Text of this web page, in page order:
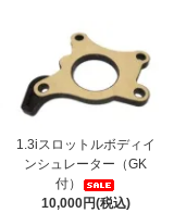
1.3iスロットルボディイ
ンシュレーター（GK
付）
10,000円(税込)